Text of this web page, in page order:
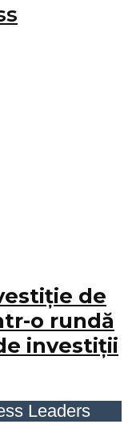
de
o rundă
investiții
Leaders